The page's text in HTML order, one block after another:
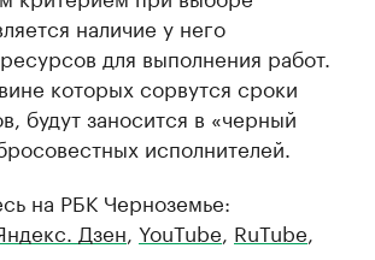
наличие у него
для выполнения работ.
которых сорвутся сроки
будут заносится в «черный
исполнителей.
на РБК Черноземье:
Дзен, YouTube, RuTube,